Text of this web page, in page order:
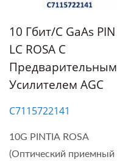
10 Гбит/с GaAs PIN
LC ROSA С
Предварительным
Усилителем AGC
C7115722141
10G PINTIA ROSA
(Оптический приемный